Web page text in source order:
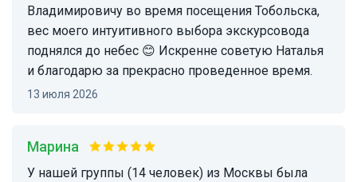
Владимировичу во время посещения Тобольска,
вес моего интуитивного выбора экскурсовода
поднялся до небес 😊 Искренне советую Наталья
и благодарю за прекрасно проведенное время.
13 июля 2026
Марина
У нашей группы (14 человек) из Москвы была